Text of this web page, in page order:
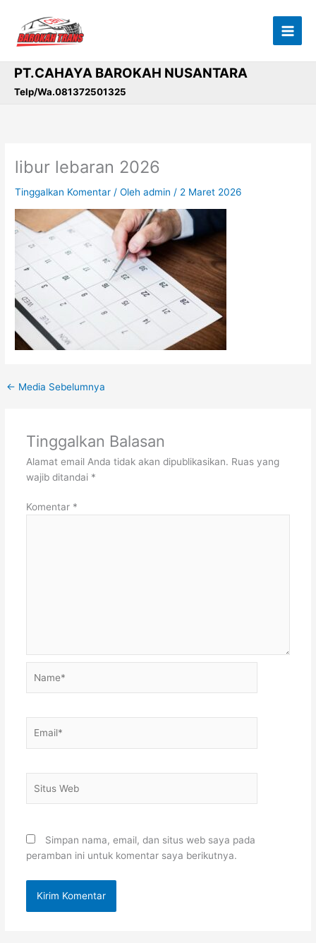
konten
PT.CAHAYA BAROKAH NUSANTARA
Telp/Wa.081372501325
libur lebaran 2026
Tinggalkan Komentar / Olehadmin / 2 Maret 2026
← Media Sebelumnya
Tinggalkan Balasan
Alamat email Anda tidak akan dipublikasikan. Ruas yang
wajib ditandai *
Komentar *
Web
Simpan nama, email, dan situs web saya pada
peramban ini untuk komentar saya berikutnya.